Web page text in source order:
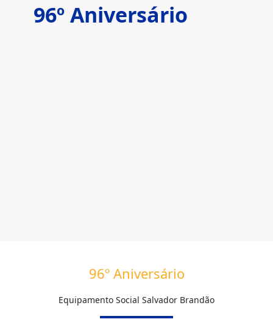
96º Aniversário
96º Aniversário
Equipamento Social Salvador Brandão